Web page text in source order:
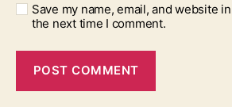
Save my name, email, and website
the next time I comment.